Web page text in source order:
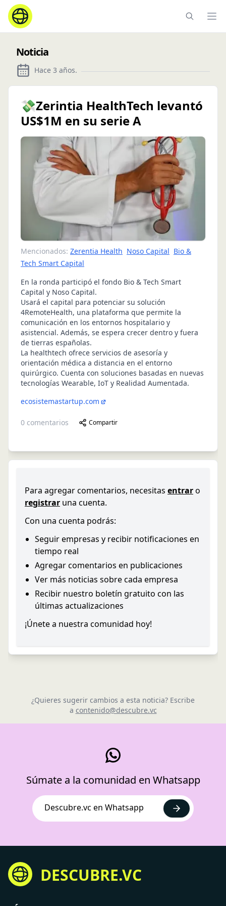
Noticia
Hace 3 años.
💸Zerintia HealthTech levantó
US$1M en su serie A
Mencionados: Zerentia Health Noso Capital Bio &
Tech Smart Capital
En la ronda participó el fondo Bio & Tech Smart
Capital y Noso Capital.
Usará el capital para potenciar su solución
4RemoteHealth, una plataforma que permite la
comunicación en los entornos hospitalario y
asistencial. Además, se espera crecer dentro y fuera
de tierras españolas.
La healthtech ofrece servicios de asesoría y
orientación médica a distancia en el entorno
quirúrgico. Cuenta con soluciones basadas en nuevas
tecnologías Wearable, IoT y Realidad Aumentada.
ecosistemastartup.com
0 comentarios Compartir
Para agregar comentarios, necesitas entraro
registrar una cuenta.
Con una cuenta podrás:
Seguir empresas y recibir notificaciones en
tiempo real
Agregar comentarios en publicaciones
Ver más noticias sobre cada empresa
Recibir nuestro boletín gratuito con las
últimas actualizaciones
¡Únete a nuestra comunidad hoy!
¿Quieres sugerir cambios a esta noticia? Escribe
a contenido@descubre.vc
Súmate a la comunidad en Whatsapp
Descubre.vc en Whatsapp
DESCUBRE.VC